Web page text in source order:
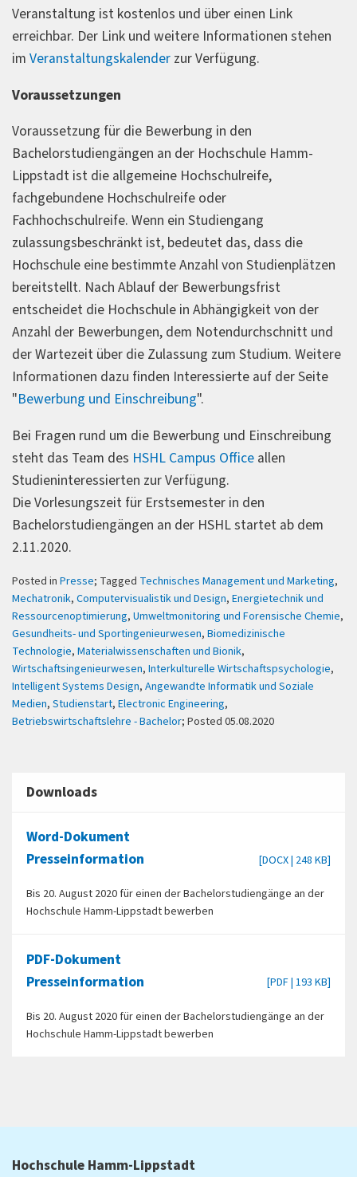
Veranstaltung ist kostenlos und über einen Link
erreichbar. Der Link und weitere Informationen stehen
im Veranstaltungskalender zur Verfügung.
Voraussetzungen
Voraussetzung für die Bewerbung in den
Bachelorstudiengängen an der Hochschule Hamm-
Lippstadt ist die allgemeine Hochschulreife,
fachgebundene Hochschulreife oder
Fachhochschulreife. Wenn ein Studiengang
zulassungsbeschränkt ist, bedeutet das, dass die
Hochschule eine bestimmte Anzahl von Studienplätzen
bereitstellt. Nach Ablauf der Bewerbungsfrist
entscheidet die Hochschule in Abhängigkeit von der
Anzahl der Bewerbungen, dem Notendurchschnitt und
der Wartezeit über die Zulassung zum Studium. Weitere
Informationen dazu finden Interessierte auf der Seite
"Bewerbung und Einschreibung".
Bei Fragen rund um die Bewerbung und Einschreibung
steht das Team des HSHL Campus Office allen
Studieninteressierten zur Verfügung.
Die Vorlesungszeit für Erstsemester in den
Bachelorstudiengängen an der HSHL startet ab dem
2.11.2020.
Posted in Presse; Tagged Technisches Management und Marketing,
Mechatronik, Computervisualistik und Design, Energietechnik und
Ressourcenoptimierung, Umweltmonitoring und Forensische Chemie,
Gesundheits- und Sportingenieurwesen, Biomedizinische
Technologie, Materialwissenschaften und Bionik,
Wirtschaftsingenieurwesen, Interkulturelle Wirtschaftspsychologie,
Intelligent Systems Design, Angewandte Informatik und Soziale
Medien, Studienstart, Electronic Engineering,
Betriebswirtschaftslehre - Bachelor; Posted 05.08.2020
Downloads
Word-Dokument
Presseinformation
[DOCX | 248 KB]
Bis 20. August 2020 für einen der Bachelorstudiengänge an der
Hochschule Hamm-Lippstadt bewerben
PDF-Dokument
Presseinformation
[PDF | 193 KB]
Bis 20. August 2020 für einen der Bachelorstudiengänge an der
Hochschule Hamm-Lippstadt bewerben
Hochschule Hamm-Lippstadt